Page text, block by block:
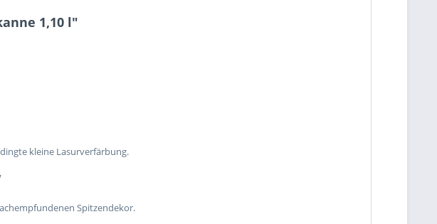
1,10 l"
kleine Lasurverfärbung.
Spitzendekor.